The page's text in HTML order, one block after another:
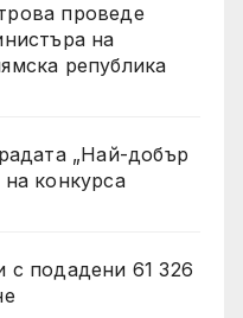
проведе
на
република
„Най-добър
конкурса
с подадени 61 326